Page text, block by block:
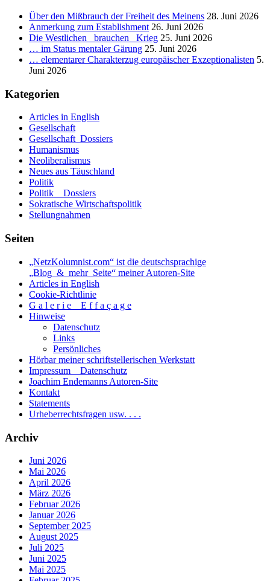
Über den Mißbrauch der Freiheit des Meinens 28. Juni 2026
Anmerkung zum Establishment 26. Juni 2026
Die Westlichen _brauchen_ Krieg 25. Juni 2026
… im Status mentaler Gärung 25. Juni 2026
… elementarer Charakterzug europäischer Exzeptionalisten 5.
Juni 2026
Kategorien
Articles in English
Gesellschaft
Gesellschaft_Dossiers
Humanismus
Neoliberalismus
Neues aus Täuschland
Politik
Politik _ Dossiers
Sokratische Wirtschaftspolitik
Stellungnahmen
Seiten
„NetzKolumnist.com“ ist die deutschsprachige
„Blog_&_mehr_Seite“ meiner Autoren-Site
Articles in English
Cookie-Richtlinie
G a l e r i e _ E f f a ç a g e
Hinweise
Datenschutz
Links
Persönliches
Hörbar meiner schriftstellerischen Werkstatt
Impressum _ Datenschutz
Joachim Endemanns Autoren-Site
Kontakt
Statements
Urheberrechtsfragen usw. . . .
Archiv
Juni 2026
Mai 2026
April 2026
März 2026
Februar 2026
Januar 2026
September 2025
August 2025
Juli 2025
Juni 2025
Mai 2025